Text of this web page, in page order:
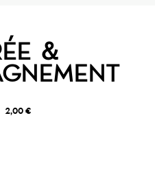
＆
2,00 €